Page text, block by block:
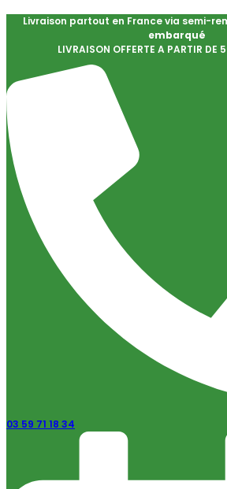
Livraison partout en France via semi-
embarqué
LIVRAISON OFFERTE A PARTIR DE
03 59 71 18 34